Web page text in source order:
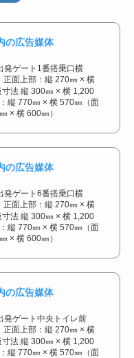
の広告媒体
ゲート1番搭乗口横
正面上部：縦 270㎜ × 横
法 縦 300㎜ × 横 1,200
縦 770㎜ × 横 570㎜（面
× 横 600㎜）
の広告媒体
ゲート6番搭乗口横
正面上部：縦 270㎜ × 横
法 縦 300㎜ × 横 1,200
縦 770㎜ × 横 570㎜（面
× 横 600㎜）
の広告媒体
ゲート中央トイレ前
正面上部：縦 270㎜ × 横
法 縦 300㎜ × 横 1,200
縦 770㎜ × 横 570㎜（面